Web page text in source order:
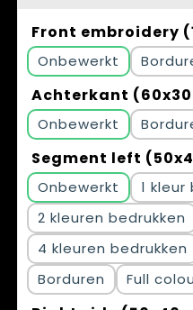
Front embroidery
Onbewerkt
Achterkant
Onbewerkt
Segment left
Onbewerkt
1
2
4
Borduren
Full